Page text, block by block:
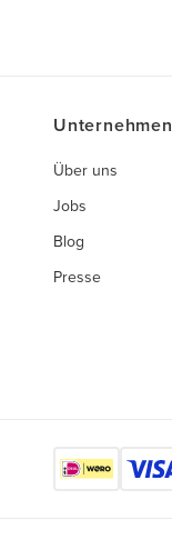
Unternehmen
Über uns
Jobs
Blog
Presse